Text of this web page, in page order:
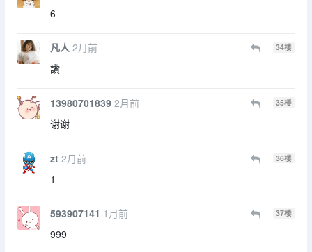
6
凡人 2月前 34楼
讚
13980701839 2月前 35楼
谢谢
zt 2月前 36楼
1
593907141 1月前 37楼
999